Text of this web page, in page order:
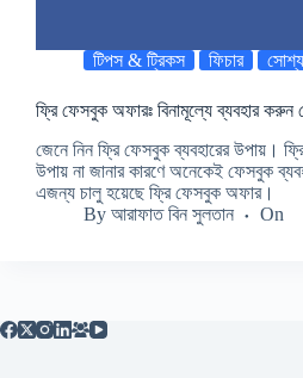
টিপস & ট্রিকস ফিচার
ফ্রি ফেসবুক অফারঃ বিনামূল্যে ব্যবহার
জেনে নিন ফ্রি ফেসবুক ব্যবহারের উপায়।
উপায় না জানার কারণে অনেকেই ফেসবুক
এজন্য চালু হয়েছে ফ্রি ফেসবুক অফার।
By আরাফাত বিন সুলতান On